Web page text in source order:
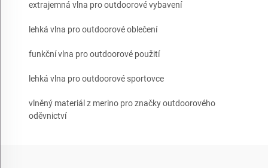
extrajemná vlna pro outdoorové vybavení
lehká vlna pro outdoorové oblečení
funkční vlna pro outdoorové použití
lehká vlna pro outdoorové sportovce
vlněný materiál z merino pro značky outdoorového
oděvnictví